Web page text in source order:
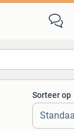
Alle afstanden…
Sorteer op